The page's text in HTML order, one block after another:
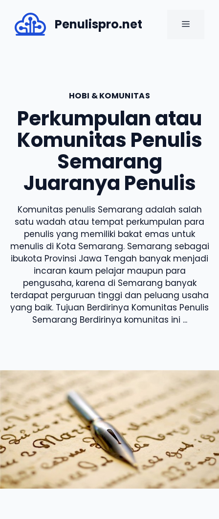
content
Penulispro.net MENU
HOBI & KOMUNITAS
Perkumpulan atau
Komunitas Penulis
Semarang
Juaranya Penulis
Komunitas penulis Semarang adalah salah
satu wadah atau tempat perkumpulan para
penulis yang memiliki bakat emas untuk
menulis di Kota Semarang. Semarang sebagai
ibukota Provinsi Jawa Tengah banyak menjadi
incaran kaum pelajar maupun para
pengusaha, karena di Semarang banyak
terdapat perguruan tinggi dan peluang usaha
yang baik. Tujuan Berdirinya Komunitas Penulis
Semarang Berdirinya komunitas ini ...